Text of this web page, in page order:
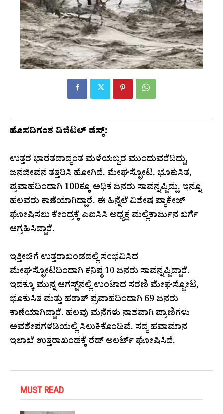
ಹೊಸದಿಗಂತ ಡಿಜಿಟಲ್‌ ಡೆಸ್ಕ್‌:
ಉತ್ತರ ಭಾರತದಾದ್ಯಂತ ಮಳೆಯಬ್ಬರ ಮುಂದುವರೆದಿದ್ದು,
ಜನಜೀವನ ತತ್ತರಿಸಿ ಹೋಗಿದೆ. ಮೇಘಸ್ಫೋಟ, ಭೂಕುಸಿತ,
ಪ್ರವಾಹದಿಂದಾಗಿ 100ಕ್ಕೂ ಅಧಿಕ ಜನರು ಸಾವನ್ನಪ್ಪಿದ್ದು, ಇನ್ನೂ
ಹಲವರು ಕಾಣೆಯಾಗಿದ್ದಾರೆ. ಈ ಹಿನ್ನೆಲೆ ವಿಶೇಷ ಪ್ಯಾಕೇಜ್
ಘೋಷಿಸಲು ಕೇಂದ್ರಕ್ಕೆ ಎಐಸಿಸಿ ಅಧ್ಯಕ್ಷ ಮಲ್ಲಿಕಾರ್ಜುನ ಖರ್ಗೆ
ಆಗ್ರಹಿಸಿದ್ದಾರೆ.
ಇತ್ತೀಚಿಗೆ ಉತ್ತರಾಖಂಡದಲ್ಲಿ ಸಂಭವಿಸಿದ
ಮೇಘಸ್ಫೋಟದಿಂದಾಗಿ ಕನಿಷ್ಠ 10 ಜನರು ಸಾವನ್ನಪ್ಪಿದ್ದಾರೆ.
ಇದಕ್ಕೂ ಮುನ್ನ ಆಗಸ್ಟ್‌ನಲ್ಲಿ ಉಂಟಾದ ಸರಣಿ ಮೇಘಸ್ಫೋಟ,
ಭೂಕುಸಿತ ಮತ್ತು ಹಠಾತ್ ಪ್ರವಾಹದಿಂದಾಗಿ 69 ಜನರು
ಕಾಣೆಯಾಗಿದ್ದಾರೆ. ಹಲವು ಮನೆಗಳು ನಾಶವಾಗಿ ಪ್ರಾಣಿಗಳು
ಅವಶೇಷಗಳಡಿಯಲ್ಲಿ ಸಿಲುಕಿಕೊಂಡಿವೆ. ಸದ್ಯ ಹವಾಮಾನ
ಇಲಾಖೆ ಉತ್ತರಾಖಂಡಕ್ಕೆ ರೆಡ್ ಅಲರ್ಟ್ ಘೋಷಿಸಿದೆ.
MUST READ